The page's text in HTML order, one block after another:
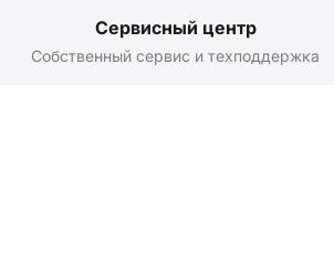
Сервисный центр
Собственный сервис и техподдержка